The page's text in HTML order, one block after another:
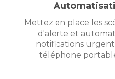
Mettez en place les
d'alerte et
notifications
téléphone